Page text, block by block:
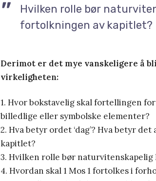
Hvilken rolle bør
fortolkningen av kapitlet?
Derimot er det mye vanskeligere å
virkeligheten:
1. Hvor bokstavelig skal fortellingen
billedlige eller symbolske elementer?
2. Hva betyr ordet ‘dag’? Hva betyr
kapitlet?
3. Hvilken rolle bør
4. Hvordan skal 1 Mos 1 fortolkes i